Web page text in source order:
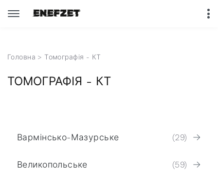
Головна > Томографія - КТ
ТОМОГРАФІЯ - КТ
Вармінсько-Мазурське (29)
Великопольське (59)